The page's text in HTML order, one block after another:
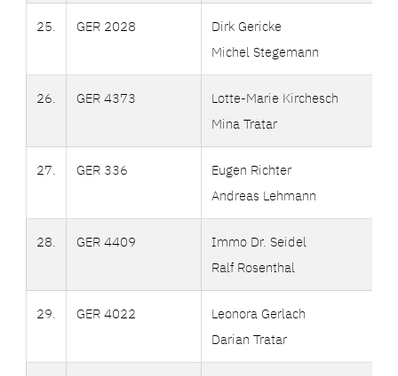
25. GER 2028
Dirk Gericke
Michel Stegemann
26. GER 4373
Lotte-Marie Kirchesch
Mina Tratar
27. GER 336
Eugen Richter
Andreas Lehmann
28. GER 4409
Immo Dr. Seidel
Ralf Rosenthal
29. GER 4022
Leonora Gerlach
Darian Tratar